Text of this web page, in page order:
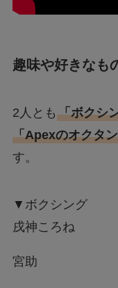
趣味や好きなも
2人とも 「ボクシ
「Apexのオクタ
す。
▼ボクシング
戌神ころね
宮助